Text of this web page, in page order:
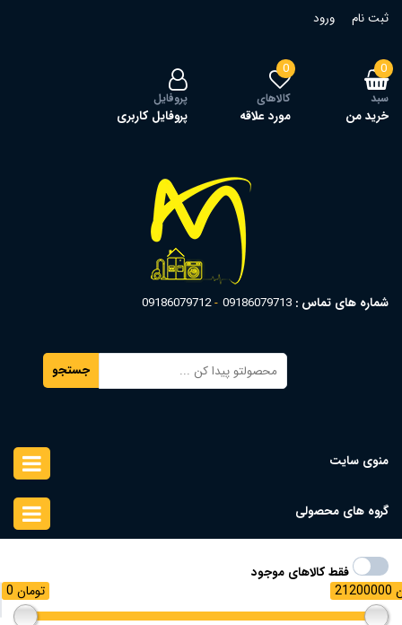
ثبت نام ورود
0
سبد
خرید من
0
کالاهای
مورد علاقه
پروفایل
پروفایل کاربری
شماره های تماس : 09186079713
09186079712
جستجو
منوی سایت
گروه های محصولی
فقط کالاهای موجود
0 تومان